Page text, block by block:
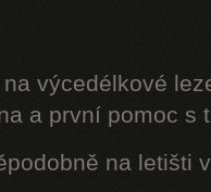
výcedélkové
a první pomoc s
na letišti